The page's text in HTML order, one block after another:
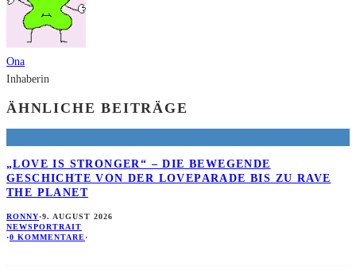
Ona
Inhaberin
ÄHNLICHE BEITRÄGE
„LOVE IS STRONGER“ – DIE BEWEGENDE
GESCHICHTE VON DER LOVEPARADE BIS ZU RAVE
THE PLANET
RONNY·9. AUGUST 2026
NEWSPORTRAIT
·0 KOMMENTARE·